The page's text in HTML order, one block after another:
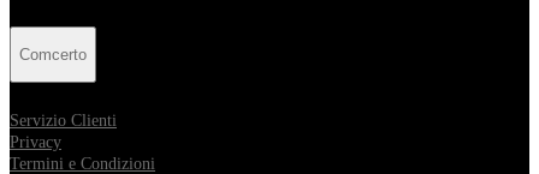
Comcerto
Servizio Clienti
Privacy
Termini e Condizioni